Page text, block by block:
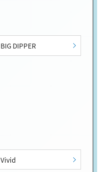
BIG DIPPER
Vivid